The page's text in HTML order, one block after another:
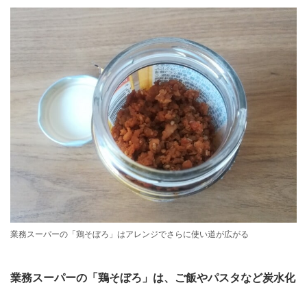
業務スーパーの「鶏そぼろ」はアレンジでさらに使い道が広がる
業務スーパーの「鶏そぼろ」は、ご飯やパスタなど炭水化